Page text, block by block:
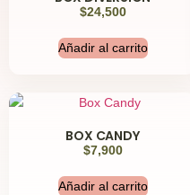
$24,500
Añadir al carrito
BOX CANDY
$7,900
Añadir al carrito